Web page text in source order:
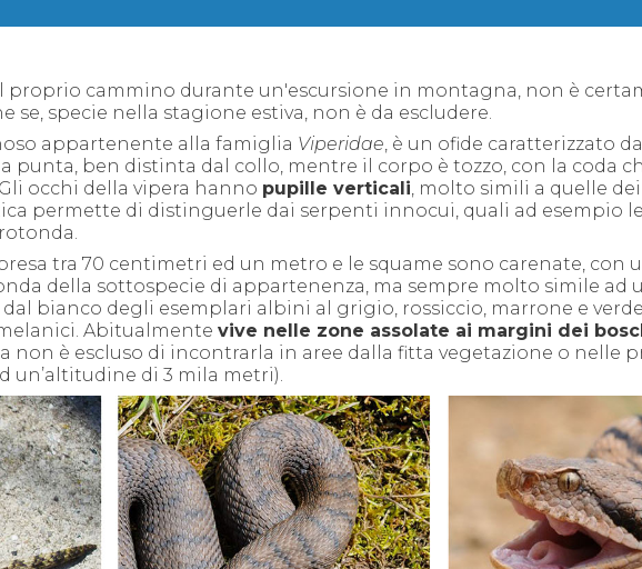
proprio cammino durante un'escursione in montagna, non è
se, specie nella stagione estiva, non è da escludere.
appartenente alla famiglia Viperidae, è un ofide caratterizzato
punta, ben distinta dal collo, mentre il corpo è tozzo, con la coda
occhi della vipera hanno pupille verticali, molto simili a quelle
permette di distinguerle dai serpenti innocui, quali ad esempio
tra 70 centimetri ed un metro e le squame sono carenate, con
della sottospecie di appartenenza, ma sempre molto simile ad
bianco degli esemplari albini al grigio, rossiccio, marrone e
Abitualmente vive nelle zone assolate ai margini dei
non è escluso di incontrarla in aree dalla fitta vegetazione o nelle
un’altitudine di 3 mila metri).